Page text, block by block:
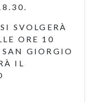
SVOLGERÀ
ORE 10
GIORGIO
IL